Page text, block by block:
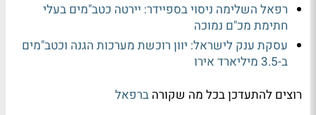
רפאל השלימה ניסוי בספיידר: יירטה כטב"מים בעלי
חתימת מכ"ם נמוכה
עסקת ענק לישראל: יוון רוכשת מערכות הגנה וכטב"מים
ב-3.5 מיליארד אירו
רוצים להתעדכן בכל מה שקורה ברפאל